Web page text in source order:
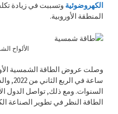
الكهروضوئية وتسببت في زيادة
المنطقة الأوروبية.
الألواح
السنوات. ومع ذلك, تواصل الدول
الطاقة النظر في تطوير الصناعة